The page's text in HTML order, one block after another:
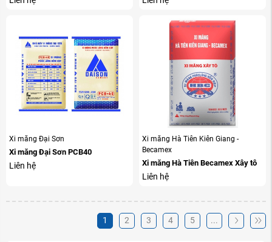
Xi măng Đại Sơn
Xi măng Đại Sơn PCB40
Liên hệ
Xi măng Hà Tiên Kiên Giang -
Becamex
Xi măng Hà Tiên Becamex Xây tô
Liên hệ
1 2 3 4 5 ...